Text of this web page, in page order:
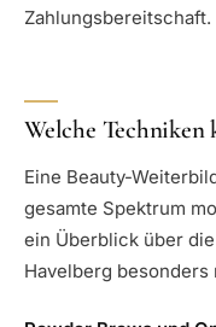
Zahlungsbereitschaft.
Welche Techniken
Eine Beauty-
gesamte Spektrum
ein Überblick über
Havelberg besonders